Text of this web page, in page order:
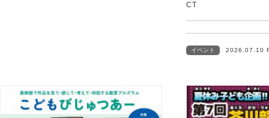
CT
イベント 2026.07.10